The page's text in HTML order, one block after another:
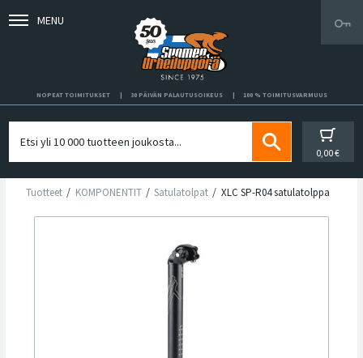
MENU
NOPEAT TOIMITUKSET 30 PÄIVÄN PALAUTUSOIKEUS 100 % TOIMITUSVARMUUS
0,00 €
Tuotteet KOMPONENTIT Satulatolpat XLC SP-R04 satulatolppa